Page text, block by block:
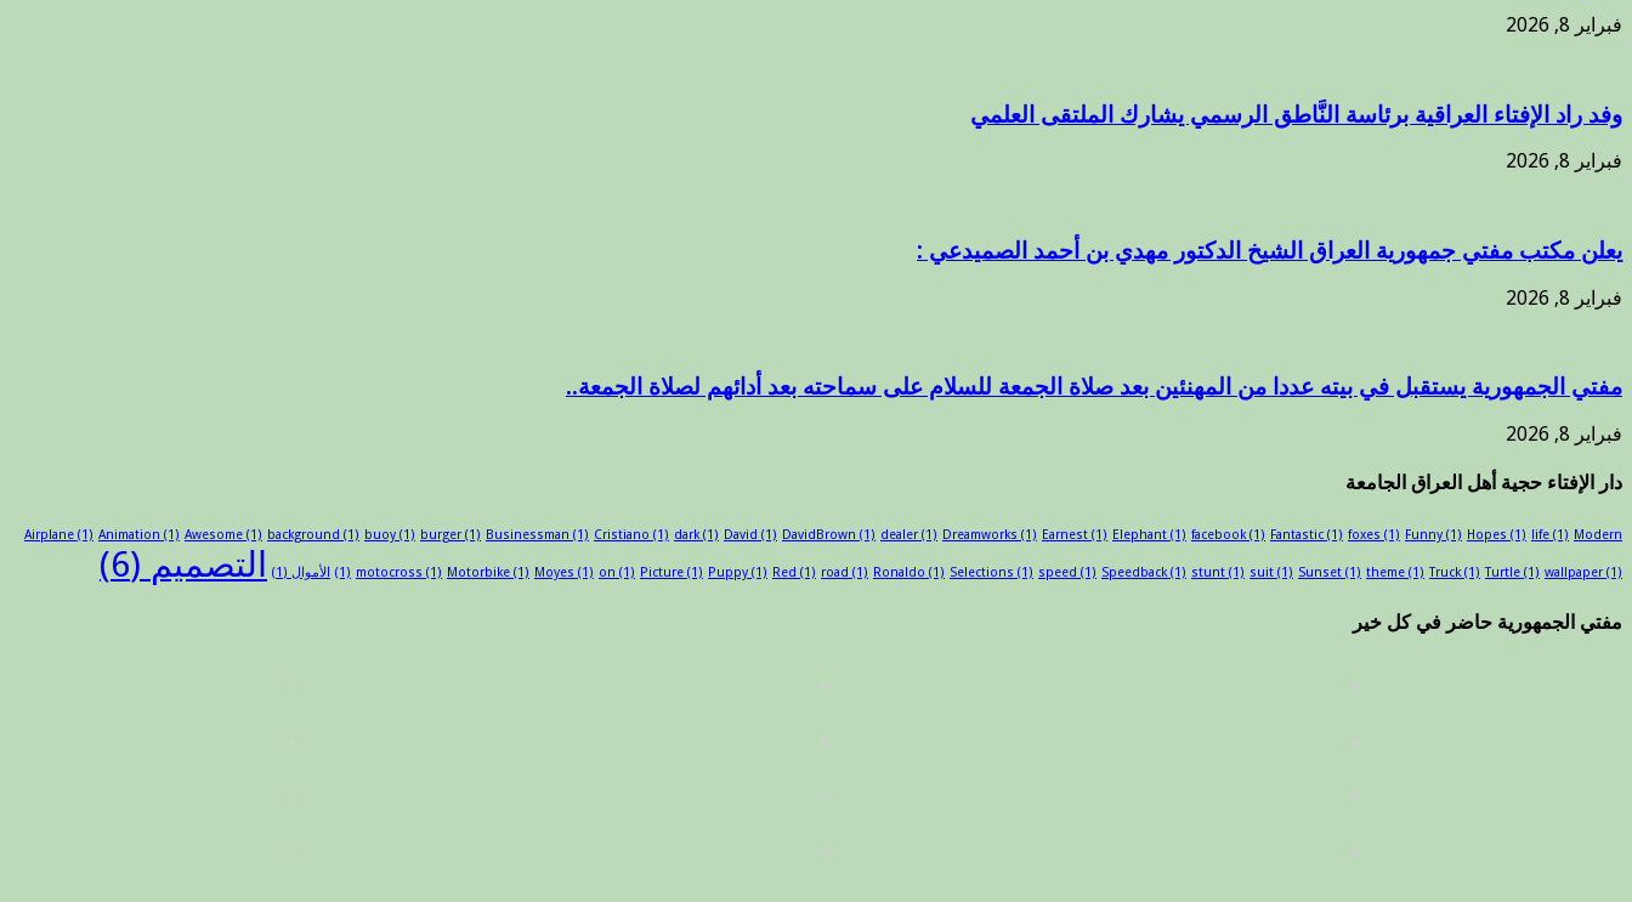
فبراير 8, 2026
وفد راد الإفتاء العراقية برئاسة النَّاطق الرسمي يشارك الملتقى العلمي
فبراير 8, 2026
يعلن مكتب مفتي جمهورية العراق الشيخ الدكتور مهدي بن أحمد الصميدعي :
فبراير 8, 2026
مفتي الجمهورية يستقبل في بيته عددا من المهنئين بعد صلاة الجمعة للسلام على سماحته بعد أدائهم لصلاة الجمعة..
فبراير 8, 2026
دار الإفتاء حجية أهل العراق الجامعة
Airplane (1) Animation (1) Awesome (1) background (1) buoy (1) burger (1) Businessman (1) Cristiano (1) dark(1) David (1) DavidBrown (1) dealer (1) Dreamworks (1) Earnest (1) Elephant (1) facebook(1) Fantastic (1) foxes (1) Funny (1) Hopes (1) life (1) Modern
(1) motocross (1) Motorbike (1) Moyes (1) on (1) Picture (1) Puppy (1) Red (1) road (1) Ronaldo (1) Selections (1) speed (1) Speedback(1) stunt (1) suit (1) Sunset (1) theme (1) Truck(1) Turtle (1) wallpaper (1) الأموال (1) التصميم (6)
مفتي الجمهورية حاضر في كل خير